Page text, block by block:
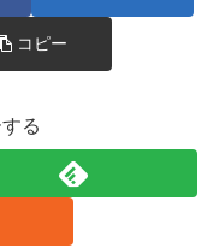
コピー
る